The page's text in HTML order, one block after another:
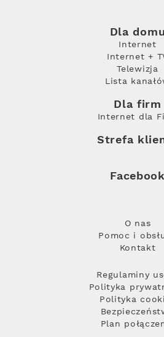
Dla domu
Internet
Internet +
Telewizja
Lista
Dla firm
Internet dla
Strefa
Facebook
O nas
Pomoc i
Kontakt
Regulaminy
Polityka
Polityka
Plan